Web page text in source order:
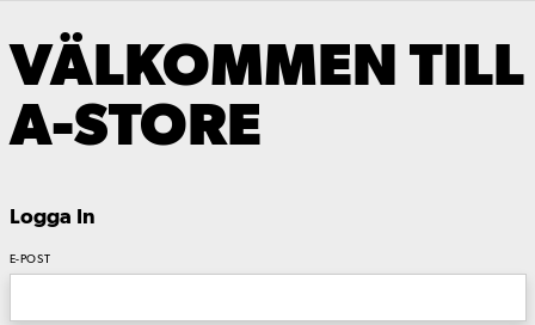
VÄLKOMMEN TILL
A-STORE
Logga In
E-POST